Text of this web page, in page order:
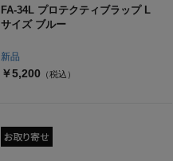
新品
FA-34L プロテクティブラップ L
サイズ ブルー
￥5,200 （税込）